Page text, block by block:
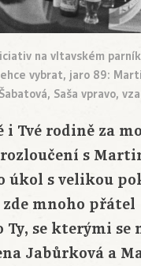
na vltavském
vybrat, jaro 89:
Saša vpravo,
i Tvé rodině za
s
úkol s velikou
mnoho přátel
Ty, se kterými se
Jabůrková a